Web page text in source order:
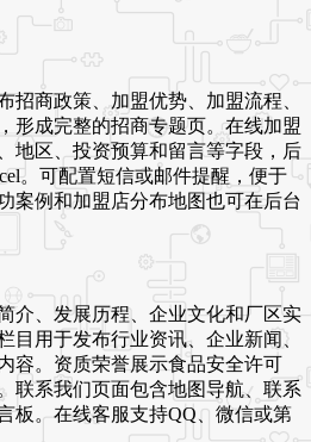
招商政策、加盟优势、加盟流程、
形成完整的招商专题页。在线加盟
地区、投资预算和留言等字段，后
。可配置短信或邮件提醒，便于
案例和加盟店分布地图也可在后台
介、发展历程、企业文化和厂区实
目用于发布行业资讯、企业新闻、
容。资质荣誉展示食品安全许可
联系我们页面包含地图导航、联系
板。在线客服支持QQ、微信或第